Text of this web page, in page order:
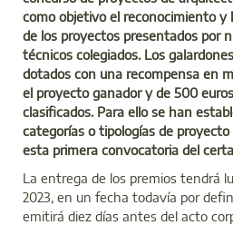
como objetivo el reconocimiento y
de los proyectos presentados por
técnicos colegiados. Los
dotados con una recompensa en
el proyecto ganador y de 500
clasificados. Para ello se han
categorías o tipologías de
esta primera convocatoria del
La entrega de los premios tendrá
2023, en un fecha todavía por
emitirá diez días antes del acto